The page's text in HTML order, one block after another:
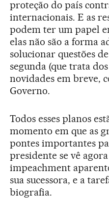
proteção do país
internacionais. E as
podem ter um papel
elas não são a forma
solucionar questões
segunda (que trata
novidades em breve,
Governo.
Todos esses planos
momento em que as
pontes importantes
presidente se vê
impeachment
sua sucessora, e a
biografia.